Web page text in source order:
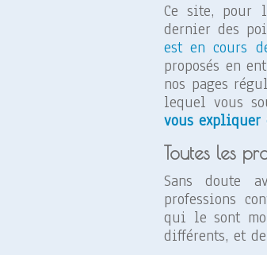
Ce site, pour
dernier des
est en cours
proposés en
nos pages
lequel vous
vous expliquer
Toutes les
Sans doute
professions
qui le sont
différents, et